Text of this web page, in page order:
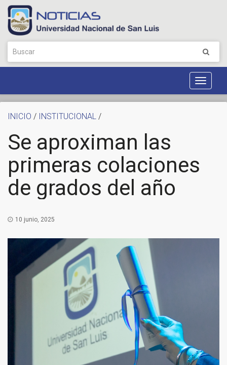
Toggle
INICIO / INSTITUCIONAL /
Se aproximan las
primeras colaciones
de grados del año
10 junio, 2025